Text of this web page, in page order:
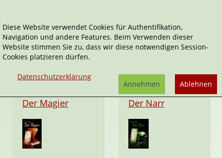
Stefan Papp
Der Magier
Taschenbuch
Der Narr
Diese Website verwendet Cookies für Authentifikation,
Navigation und andere Features. Beim Verwenden dieser
Website stimmen Sie zu, dass wir diese notwendigen Session-
Cookies platzieren dürfen.
Datenschutzerklärung
Ablehnen
Annehmen